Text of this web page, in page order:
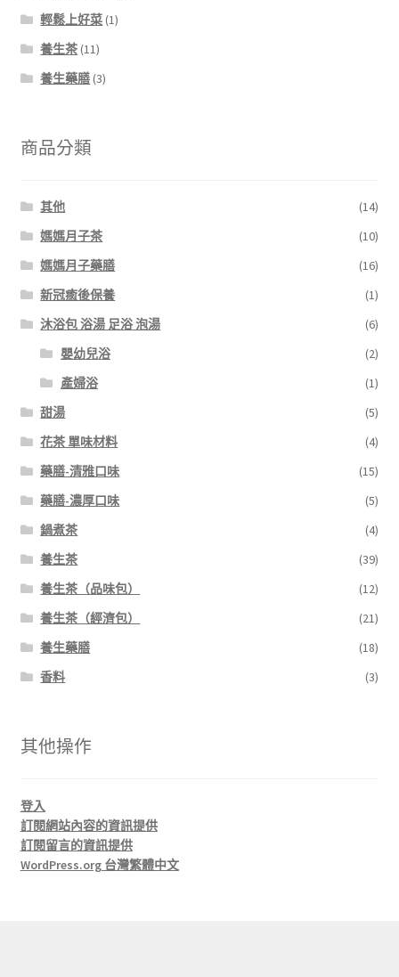
輕鬆上好菜 (1)
養生茶 (11)
養生藥膳 (3)
商品分類
其他
(14)
媽媽月子茶
(10)
媽媽月子藥膳
(16)
新冠癒後保養
(1)
沐浴包 浴湯 足浴 泡湯
(6)
嬰幼兒浴
(2)
產婦浴
(1)
甜湯
(5)
花茶 單味材料
(4)
藥膳-清雅口味
(15)
藥膳-濃厚口味
(5)
鍋煮茶
(4)
養生茶
(39)
養生茶（品味包）
(12)
養生茶（經濟包）
(21)
養生藥膳
(18)
香料
(3)
其他操作
登入
訂閱網站內容的資訊提供
訂閱留言的資訊提供
WordPress.org 台灣繁體中文